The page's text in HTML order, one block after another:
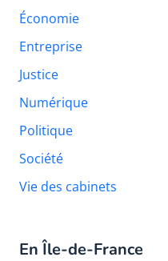
Économie
Entreprise
Justice
Numérique
Politique
Société
Vie des cabinets
En Île-de-France